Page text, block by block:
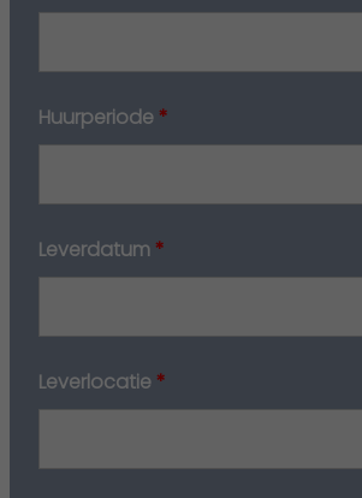
Huurperiode*
Leverdatum*
Leverlocatie*